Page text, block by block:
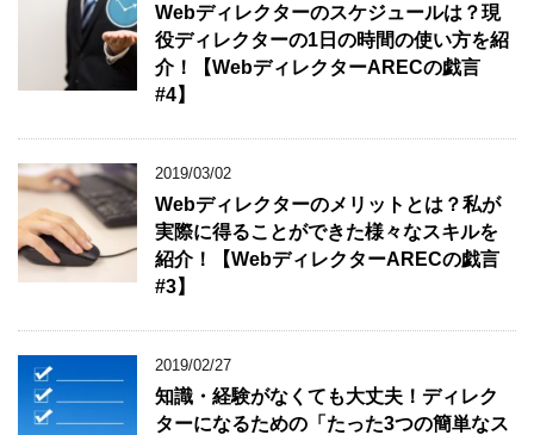
Webディレクターのスケジュールは？現
役ディレクターの1日の時間の使い方を紹
介！【WebディレクターARECの戯言
#4】
2019/03/02
Webディレクターのメリットとは？私が
実際に得ることができた様々なスキルを
紹介！【WebディレクターARECの戯言
#3】
2019/02/27
知識・経験がなくても大丈夫！ディレク
ターになるための「たった3つの簡単なス